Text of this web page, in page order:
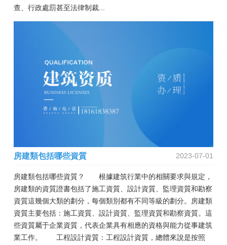
查、行政處罰甚至法律制裁...
房建類包括哪些資質 2023-07-01
房建類包括哪些資質？ 根據建筑行業中的相關要求與規定，
房建類的資質證書包括了施工資質、設計資質、監理資質和勘察
資質這幾個大類的劃分，每個類別都有不同等級的劃分。房建類
資質主要包括：施工資質、設計資質、監理資質和勘察資質。這
些資質屬于企業資質，代表企業具有相應的資格與能力從事建筑
業工作。 工程設計資質：工程設計資質，總體來說是按照